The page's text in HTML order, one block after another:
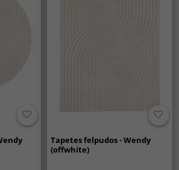
Tapetes felpudos - Wendy
(offwhite)